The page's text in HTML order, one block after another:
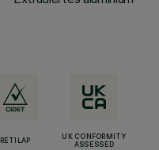
RETILAP
UK CONFORMITY
ASSESSED